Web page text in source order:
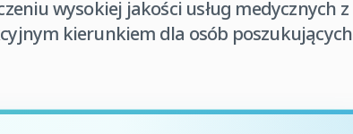
wysokiej jakości usług medycznych z
kierunkiem dla osób poszukujących